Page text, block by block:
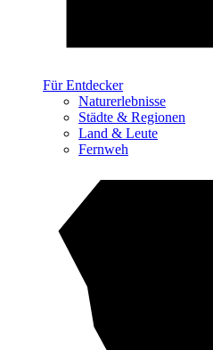
Für Entdecker
Naturerlebnisse
Städte & Regionen
Land & Leute
Fernweh